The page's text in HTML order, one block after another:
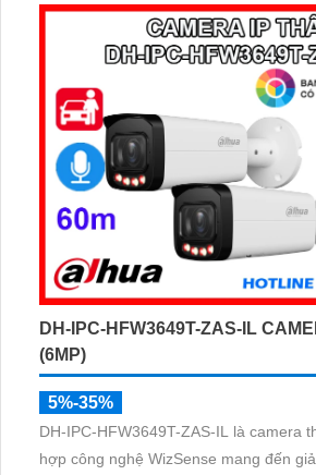
DH-IPC-HFW3649T-ZAS-IL
(6MP)
5%-35%
DH-IPC-HFW3649T-ZAS-IL là camera
hợp công nghệ WizSense mang đến